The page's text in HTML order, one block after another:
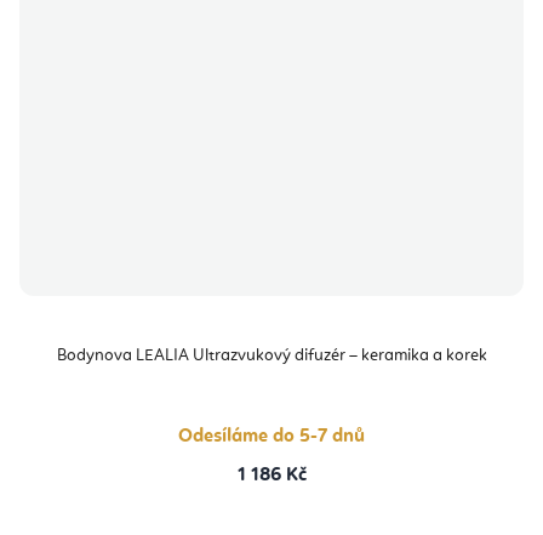
Bodynova LEALIA Ultrazvukový difuzér – keramika a korek
Odesíláme do 5-7 dnů
1 186 Kč